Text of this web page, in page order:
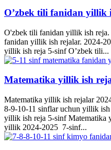
O’zbek tili fanidan yillik
O'zbek tili fanidan yillik ish
fanidan yillik ish rejalar. 2024-
yillik ish reja 5-sinf O’zbek tili...
Matematika yillik ish
Matematika yillik ish rejalar
8-9-10-11 sinflar uchun yillik
yillik ish reja 5-sinf
yillik 2024-2025 7-sinf...